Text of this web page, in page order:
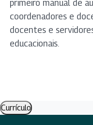
primeiro manual de
coordenadores e
docentes e
educacionais.
Currículo